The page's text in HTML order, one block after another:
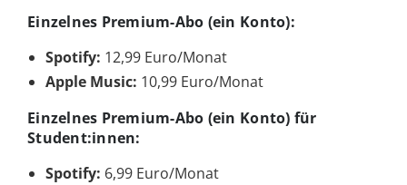
Einzelnes Premium-Abo (ein Konto):
Spotify: 12,99 Euro/Monat
Apple Music: 10,99 Euro/Monat
Einzelnes Premium-Abo (ein Konto) für
Student:innen:
Spotify: 6,99 Euro/Monat